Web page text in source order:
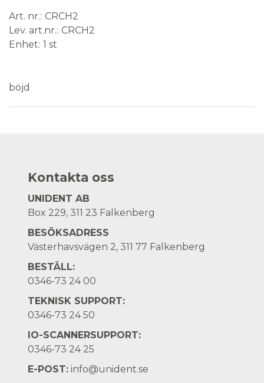
Art. nr. CRCH2
Lev. art.nr. CRCH2
Enhet 1 st
böjd
Kontakta oss
UNIDENT AB
Box 229, 311 23 Falkenberg
BESÖKSADRESS
Västerhavsvägen 2, 311 77 Falkenberg
BESTÄLL:
0346-73 24 00
TEKNISK SUPPORT:
0346-73 24 50
IO-SCANNERSUPPORT:
0346-73 24 25
E-POST: info@unident.se